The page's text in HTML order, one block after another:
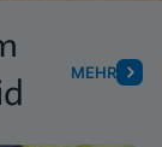
MEHR